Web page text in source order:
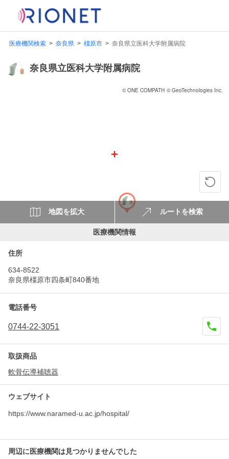
医療機関検索 奈良県 橿原市 奈良県立医科大学附属病院
奈良県立医科大学附属病院
© ONE COMPATH © GeoTechnologies Inc.
地図を拡大 ルートを検索
医療機関情報
住所
634-8522
奈良県橿原市四条町840番地
電話番号
0744-22-3051
取扱商品
軟骨伝導補聴器
ウェブサイト
https://www.naramed-u.ac.jp/hospital/
周辺に医療機関は見つかりませんでした